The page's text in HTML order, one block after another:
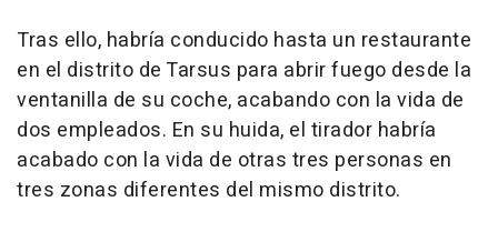
Tras ello, habría conducido hasta un restaurante
en el distrito de Tarsus para abrir fuego desde la
ventanilla de su coche, acabando con la vida de
dos empleados. En su huida, el tirador habría
acabado con la vida de otras tres personas en
tres zonas diferentes del mismo distrito.